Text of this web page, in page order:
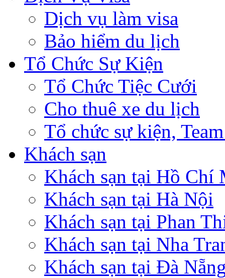
Dịch vụ làm visa
Bảo hiểm du lịch
Tổ Chức Sự Kiện
Tổ Chức Tiệc Cưới
Cho thuê xe du lịch
Tổ chức sự kiện,
Khách sạn
Khách sạn tại Hồ Chí
Khách sạn tại Hà Nội
Khách sạn tại Phan
Khách sạn tại Nha
Khách sạn tại Đà